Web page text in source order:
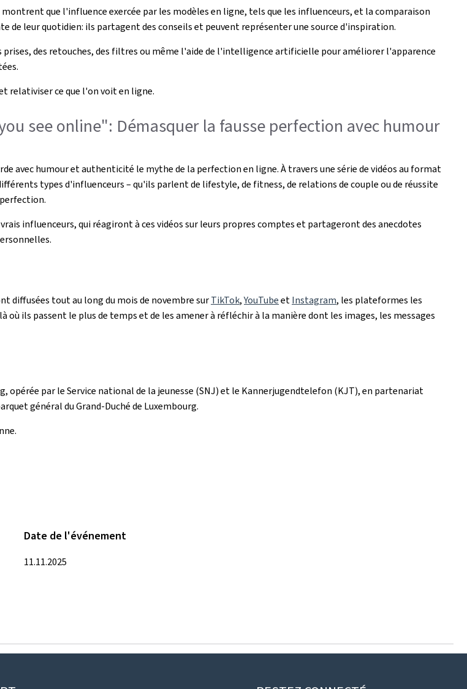
montrent que l'influence exercée par les modèles en ligne, tels que les influenceurs, et la comparaison
de leur quotidien: ils partagent des conseils et peuvent représenter une source d'inspiration.
prises, des retouches, des filtres ou même l'aide de l'intelligence artificielle pour améliorer l'apparence
relativiser ce que l'on voit en ligne.
see online": Démasquer la fausse perfection avec humour
avec humour et authenticité le mythe de la perfection en ligne. À travers une série de vidéos au format
types d'influenceurs – qu'ils parlent de lifestyle, de fitness, de relations de couple ou de réussite
influenceurs, qui réagiront à ces vidéos sur leurs propres comptes et partageront des anecdotes
diffusées tout au long du mois de novembre surTikTok,YouTubeetInstagram, les plateformes les
ils passent le plus de temps et de les amener à réfléchir à la manière dont les images, les messages
opérée par le Service national de la jeunesse (SNJ) et le Kannerjugendtelefon (KJT), en partenariat
général du Grand-Duché de Luxembourg.
Date de l'événement
11.11.2025